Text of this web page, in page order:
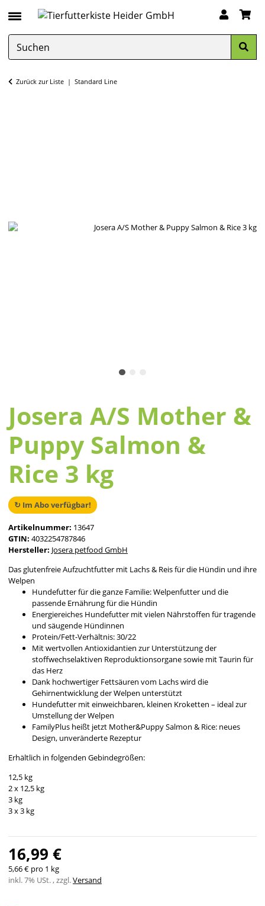
Zurück zur Liste Standard Line
Josera A/S Mother &
Puppy Salmon &
Rice 3 kg
↻ Im Abo verfügbar!
Artikelnummer: 13647
GTIN: 4032254787846
Hersteller: Josera petfood GmbH
Das glutenfreie Aufzuchtfutter mit Lachs & Reis für die Hündin und ihre
Welpen
Hundefutter für die ganze Familie: Welpenfutter und die
passende Ernährung für die Hündin
Energiereiches Hundefutter mit vielen Nährstoffen für tragende
und säugende Hündinnen
Protein/Fett-Verhältnis: 30/22
Mit wertvollen Antioxidantien zur Unterstützung der
stoffwechselaktiven Reproduktionsorgane sowie mit Taurin für
das Herz
Dank hochwertiger Fettsäuren vom Lachs wird die
Gehirnentwicklung der Welpen unterstützt
Hundefutter mit einweichbaren, kleinen Kroketten – ideal zur
Umstellung der Welpen
FamilyPlus heißt jetzt Mother&Puppy Salmon & Rice: neues
Design, unveränderte Rezeptur
Erhältlich in folgenden Gebindegrößen:
12,5 kg
2 x 12,5 kg
3 kg
3 x 3 kg
16,99 €
5,66 € pro 1 kg
inkl. 7% USt. , zzgl.Versand